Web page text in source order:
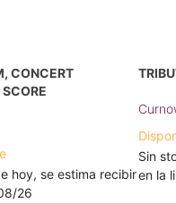
CONCERT
hoy, se estima recibir
26
Sin
en la